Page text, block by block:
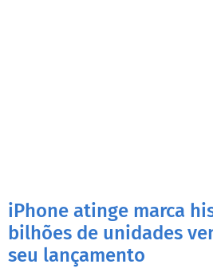
iPhone atinge marca
bilhões de unidades
seu lançamento